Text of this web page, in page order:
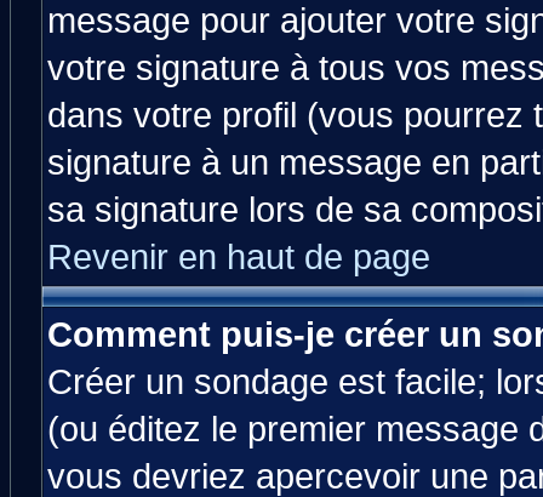
message pour ajouter votre
votre signature à tous vos
dans votre profil (vous pourrez
signature à un message en
sa signature lors de sa
Revenir en haut de page
Comment puis-je créer un
Créer un sondage est facile;
(ou éditez le premier message
vous devriez apercevoir une